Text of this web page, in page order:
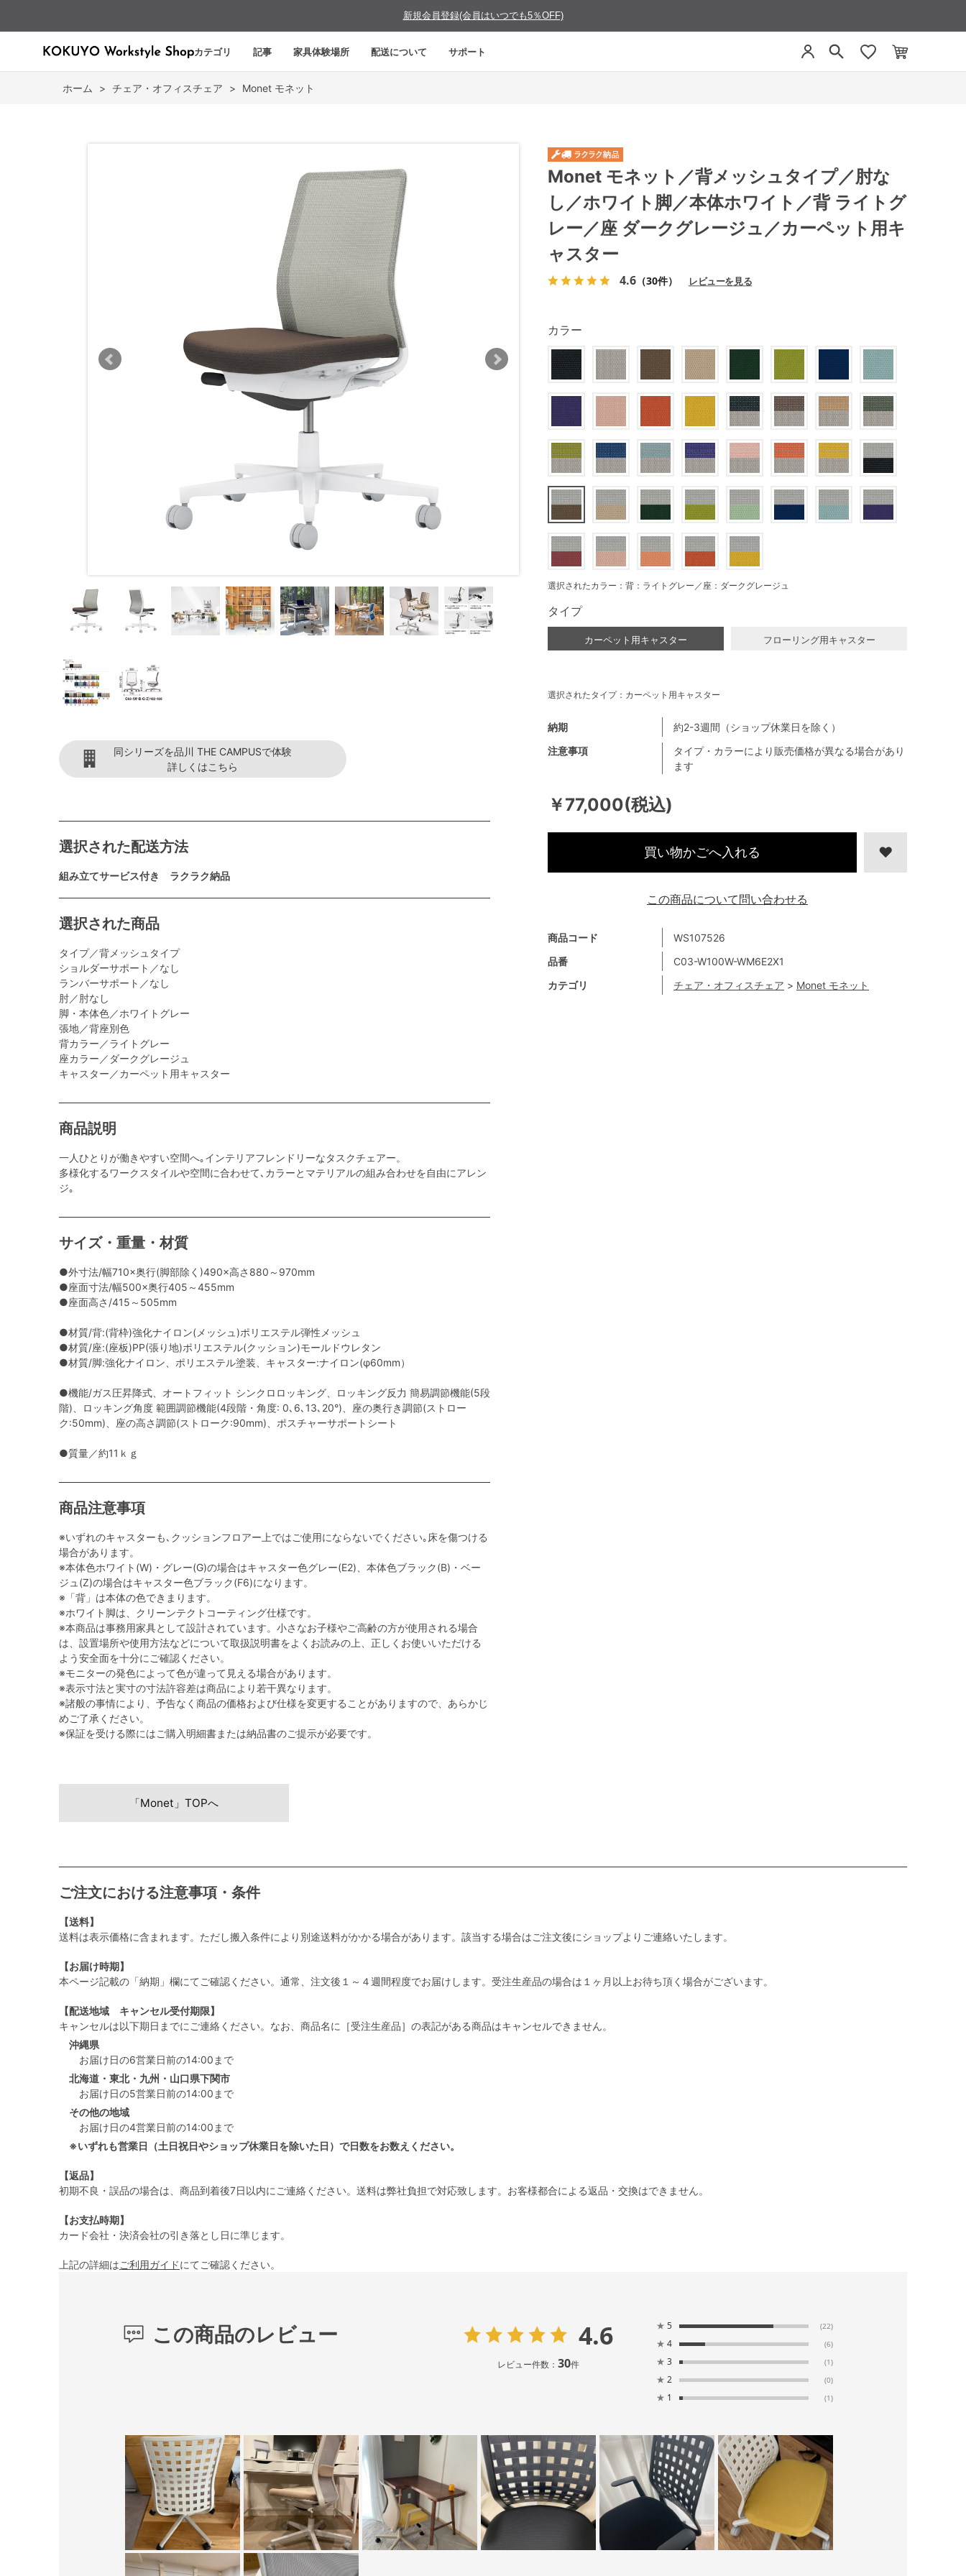
新規会員登録(会員はいつでも5％OFF)
カテゴリ 記事 家具体験場所 配送について サポート
ホーム > チェア・オフィスチェア > Monet モネット
同シリーズを品川 THE CAMPUSで体験
詳しくはこちら
選択された配送方法
組み立てサービス付き ラクラク納品
選択された商品
タイプ／背メッシュタイプ
ショルダーサポート／なし
ランバーサポート／なし
肘／肘なし
脚・本体色／ホワイトグレー
張地／背座別色
背カラー／ライトグレー
座カラー／ダークグレージュ
キャスター／カーペット用キャスター
商品説明
一人ひとりが働きやすい空間へ｡インテリアフレンドリーなタスクチェアー。
多様化するワークスタイルや空間に合わせて､カラーとマテリアルの組み合わせを自由にアレン
ジ｡
サイズ・重量・材質
●外寸法/幅710×奥行(脚部除く)490×高さ880～970mm
●座面寸法/幅500×奥行405～455mm
●座面高さ/415～505mm
●材質/背:(背枠)強化ナイロン(メッシュ)ポリエステル弾性メッシュ
●材質/座:(座板)PP(張り地)ポリエステル(クッション)モールドウレタン
●材質/脚:強化ナイロン、ポリエステル塗装、キャスター:ナイロン(φ60mm）
●機能/ガス圧昇降式、オートフィット シンクロロッキング、ロッキング反力 簡易調節機能(5段
階)、ロッキング角度 範囲調節機能(4段階・角度: 0､6､13､20°)、座の奥行き調節(ストロー
ク:50mm)、座の高さ調節(ストローク:90mm)、ポスチャーサポートシート
●質量／約11ｋｇ
商品注意事項
※いずれのキャスターも､クッションフロアー上ではご使用にならないでください｡床を傷つける
場合があります。
※本体色ホワイト(W)・グレー(G)の場合はキャスター色グレー(E2)、本体色ブラック(B)・ベー
ジュ(Z)の場合はキャスター色ブラック(F6)になります。
※「背」は本体の色できまります。
※ホワイト脚は、クリーンテクトコーティング仕様です。
※本商品は事務用家具として設計されています。小さなお子様やご高齢の方が使用される場合
は、設置場所や使用方法などについて取扱説明書をよくお読みの上、正しくお使いいただける
よう安全面を十分にご確認ください。
※モニターの発色によって色が違って見える場合があります。
※表示寸法と実寸の寸法許容差は商品により若干異なります。
※諸般の事情により、予告なく商品の価格および仕様を変更することがありますので、あらかじ
めご了承ください。
※保証を受ける際にはご購入明細書または納品書のご提示が必要です。
Monet モネット／背メッシュタイプ／肘な
し／ホワイト脚／本体ホワイト／背 ライトグ
レー／座 ダークグレージュ／カーペット用キ
ャスター
4.6 （30件） レビューを見る
￥77,000(税込)
商品コード
WS107526
品番
C03-W100W-WM6E2X1
カテゴリ
チェア・オフィスチェア > Monet モネット
注意事項
タイプ・カラーにより販売価格が異なる場合があり
ます
納期 約2-3週間（ショップ休業日を除く）
カラー
選択されたカラー：背：ライトグレー／座：ダークグレージュ
タイプ
カーペット用キャスター フローリング用キャスター
選択されたタイプ：カーペット用キャスター
買い物かごへ入れる
この商品について問い合わせる
「Monet」TOPへ
ご注文における注意事項・条件
【送料】
送料は表示価格に含まれます。ただし搬入条件により別途送料がかかる場合があります。該当する場合はご注文後にショップよりご連絡いたします。
【お届け時期】
本ページ記載の「納期」欄にてご確認ください。通常、注文後１～４週間程度でお届けします。受注生産品の場合は１ヶ月以上お待ち頂く場合がございます。
【配送地域 キャンセル受付期限】
キャンセルは以下期日までにご連絡ください。なお、商品名に［受注生産品］の表記がある商品はキャンセルできません。
沖縄県
お届け日の6営業日前の14:00まで
北海道・東北・九州・山口県下関市
お届け日の5営業日前の14:00まで
その他の地域
お届け日の4営業日前の14:00まで
※いずれも営業日（土日祝日やショップ休業日を除いた日）で日数をお数えください。
【返品】
初期不良・誤品の場合は、商品到着後7日以内にご連絡ください。送料は弊社負担で対応致します。お客様都合による返品・交換はできません。
【お支払時期】
カード会社・決済会社の引き落とし日に準じます。
上記の詳細はご利用ガイドにてご確認ください。
この商品のレビュー 4.6
レビュー件数： 30件
★ 5 (22)
★ 4 (6)
★ 3 (1)
★ 2 (0)
★ 1 (1)